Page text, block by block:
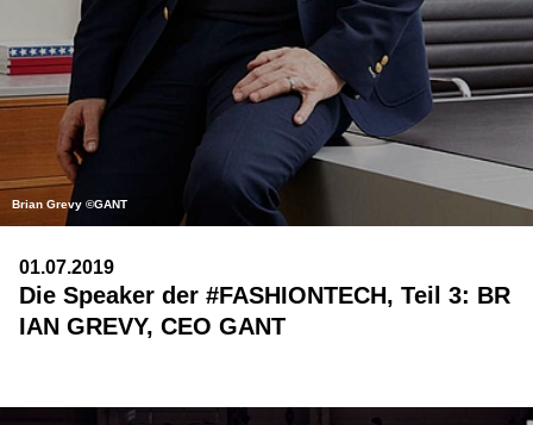
Brian Grevy ©GANT
01.07.2019
Die Speaker der #FASHIONTECH, Teil 3: BR
IAN GREVY, CEO GANT